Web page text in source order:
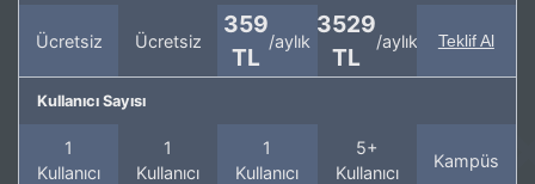
Ücretsiz Ücretsiz
359
TL
/aylık
3529
TL
/aylık Teklif Al
Kullanıcı Sayısı
1
Kullanıcı
1
Kullanıcı
1
Kullanıcı
5+
Kullanıcı
Kampüs